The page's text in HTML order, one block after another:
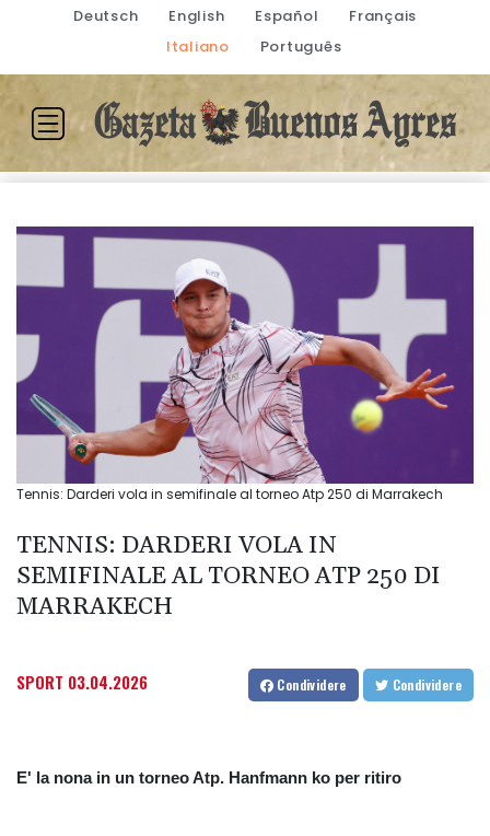
Deutsch English Español
Français
Italiano
Português
Tennis: Darderi vola in semifinale al torneo Atp 250 di Marrakech
TENNIS: DARDERI VOLA IN
SEMIFINALE AL TORNEO ATP 250 DI
MARRAKECH
SPORT 03.04.2026 Condividere Condividere
E' la nona in un torneo Atp. Hanfmann ko per ritiro